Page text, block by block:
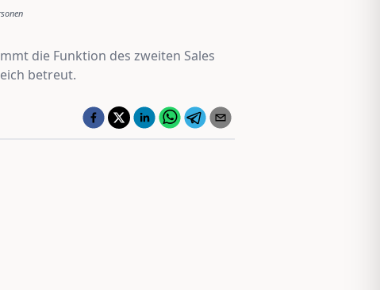
die Funktion des zweiten Sales
betreut.